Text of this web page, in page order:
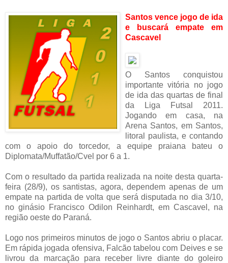
Santos vence jogo de ida
e buscará empate em
Cascavel
O Santos conquistou
importante vitória no jogo
de ida das quartas de final
da Liga Futsal 2011.
Jogando em casa, na
Arena Santos, em Santos,
litoral paulista, e contando
com o apoio do torcedor, a equipe praiana bateu o
Diplomata/Muffatão/Cvel por 6 a 1.
Com o resultado da partida realizada na noite desta quarta-
feira (28/9), os santistas, agora, dependem apenas de um
empate na partida de volta que será disputada no dia 3/10,
no ginásio Francisco Odilon Reinhardt, em Cascavel, na
região oeste do Paraná.
Logo nos primeiros minutos de jogo o Santos abriu o placar.
Em rápida jogada ofensiva, Falcão tabelou com Deives e se
livrou da marcação para receber livre diante do goleiro